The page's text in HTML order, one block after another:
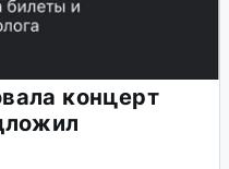
концерт